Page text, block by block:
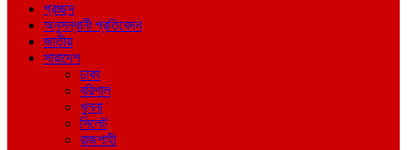
প্রচ্ছদ
অনুসন্ধানী প্রতিবেদন
জাতীয়
সারাদেশ
ঢাকা
বরিশাল
খুলনা
সিলেট
রাজশাহী